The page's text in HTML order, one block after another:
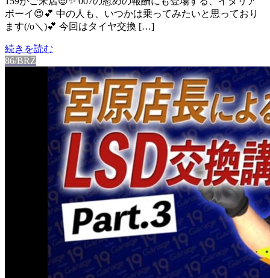
ボーイ😍💕 中の人も、いつかは乗ってみたいと思っており
ます(/o＼)💕 今回はタイヤ交換 […]
続きを読む
86/BRZ